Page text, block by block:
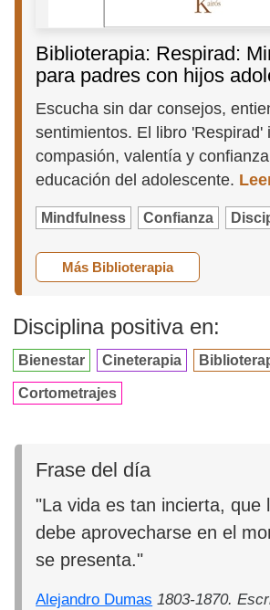
Biblioterapia: Respirad:
para padres con hijos
Escucha sin dar consejos,
sentimientos. El libro 'Respirad'
compasión, valentía y
educación del adolescente.
Mindfulness Confianza
Más Biblioterapia
Disciplina positiva en:
Bienestar Cineterapia
Cortometrajes
Frase del día
"La vida es tan incierta, que
debe aprovecharse en el
se presenta."
Alejandro Dumas 1803-1870.